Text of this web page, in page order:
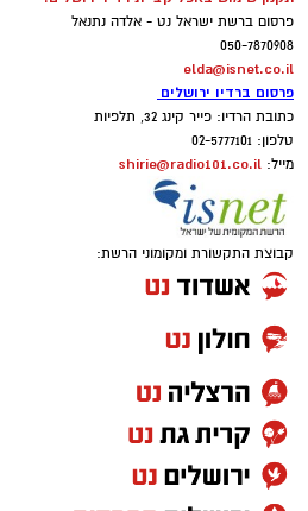
פרסום ברשת ישראל נט - אלדה נתנאל
050-7870908
elda@isnet.co.il
פרסום ברדיו ירושלים
כתובת הרדיו: פייר קינג 32, תלפיות
טלפון: 02-5777101
מייל: shirie@radio101.co.il
קבוצת התקשורת ומקומוני הרשת: